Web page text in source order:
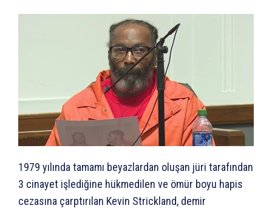
1979 yılında tamamı beyazlardan oluşan jüri tarafından
3 cinayet işlediğine hükmedilen ve ömür boyu hapis
cezasına çarptırılan Kevin Strickland, demir